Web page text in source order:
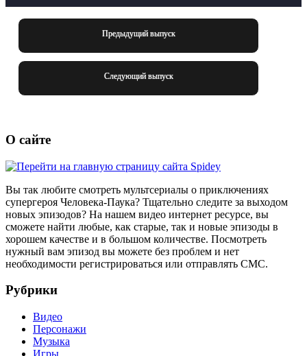
Предыдущий выпуск
Следующий выпуск
О сайте
Вы так любите смотреть мультсериалы о приключениях
супергероя Человека-Паука? Тщательно следите за выходом
новых эпизодов? На нашем видео интернет ресурсе, вы
сможете найти любые, как старые, так и новые эпизоды в
хорошем качестве и в большом количестве. Посмотреть
нужный вам эпизод вы можете без проблем и нет
необходимости регистрироваться или отправлять СМС.
Рубрики
Видео
Персонажи
Музыка